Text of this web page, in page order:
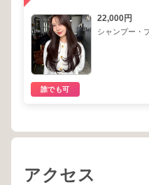
22,000円
シャンプー・
誰でも可
アクセス